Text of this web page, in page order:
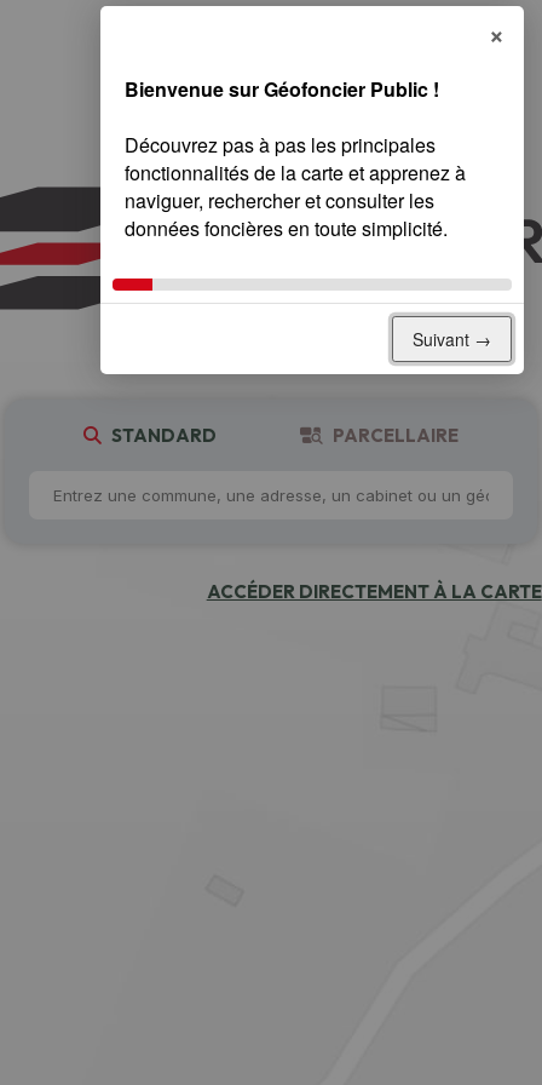
STANDARD PARCELLAIRE
ACCÉDER DIRECTEMENT À LA CARTE
×
Bienvenue sur Géofoncier Public !
Suivant →